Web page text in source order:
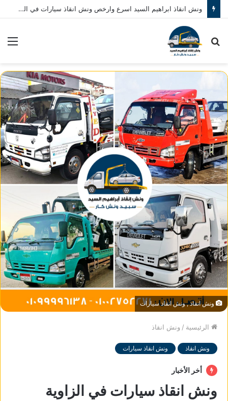
ونش انقاذ ابراهيم السيد اسرع وارخص ونش انقاذ سيارات في المنصورة نصلك في خلال 10 دقائق بحد اقصي اتصل بنا الان 01080793999
بحث
ونش انقاذ , ونش انقاذ سيارات
الرئيسية / ونش انقاذ
ونش انقاذ ونش انقاذ سيارات
أخر الأخبار
ونش انقاذ سيارات في الزاوية